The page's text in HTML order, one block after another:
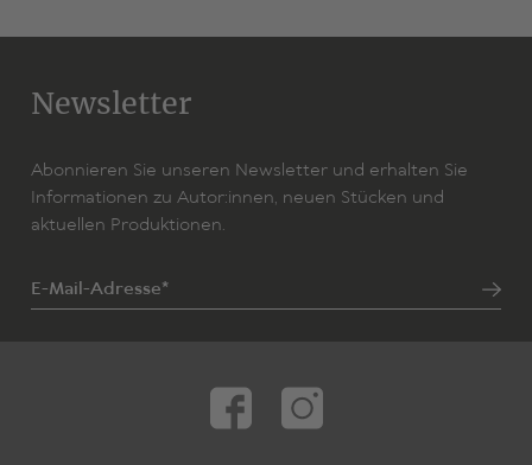
Newsletter
Abonnieren Sie unseren Newsletter und erhalten Sie
Informationen zu Autor:innen, neuen Stücken und
aktuellen Produktionen.
E-Mail-Adresse*